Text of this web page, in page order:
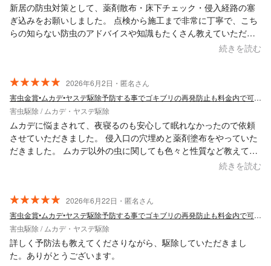
新居の防虫対策として、薬剤散布・床下チェック・侵入経路の塞
ぎ込みをお願いしました。 点検から施工まで非常に丁寧で、こち
らの知らない防虫のアドバイスや知識もたくさん教えていただ
き、とても勉強になりました。 終始わかりやすい説明と確実な作
続きを読む
2026年6月2日・匿名さん
害虫金賞•ムカデ•ヤスデ駆除予防する事でゴキブリの再発防止も料金内で可能！関西！
害虫駆除 / ムカデ・ヤスデ駆除
ムカデに悩まされて、夜寝るのも安心して眠れなかったので依頼
させていただきました。 侵入口の穴埋めと薬剤塗布をやっていた
だきました。 ムカデ以外の虫に関しても色々と性質など教えてい
ただき勉強になりました。 活発な時期みたいですがもう見ないで
続きを読む
2026年6月22日・匿名さん
害虫金賞•ムカデ•ヤスデ駆除予防する事でゴキブリの再発防止も料金内で可能！関西！
害虫駆除 / ムカデ・ヤスデ駆除
詳しく予防法も教えてくださりながら、駆除していただきまし
た。ありがとうございます。